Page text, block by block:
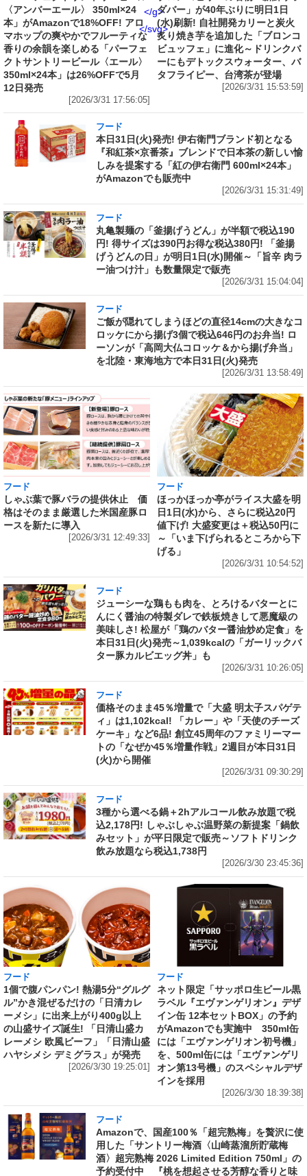
</g>
</svg>
〈アンバーエール〉 350ml×24
本」がAmazonで18%OFF! アロ
マホップの爽やかでフルーティな
香りの余韻を楽しめる「パーフェ
クトサントリービール〈エール〉
350ml×24本」は26%OFFで5月
12日発売
[2026/3/31 17:56:05]
ダバー」が40年ぶりに明日1日
(水)刷新! 自社開発カリーと炭火
炙り焼き芋を追加した「ブロンコ
ビュッフェ」に進化～ドリンクバ
ーにもデトックスウォーター、バ
タフライピー、台湾茶が登場
[2026/3/31 15:53:59]
フード
本日31日(火)発売! 伊右衛門ブランド初となる
『和紅茶×京番茶』ブレンドで日本茶の新しい愉
しみを提案する「紅の伊右衛門 600ml×24本」
がAmazonでも販売中
[2026/3/31 15:31:49]
フード
丸亀製麺の「釜揚げうどん」が半額で税込190
円! 得サイズは390円お得な税込380円! 「釜揚
げうどんの日」が明日1日(水)開催～「旨辛 肉ラ
ー油つけ汁」も数量限定で販売
[2026/3/31 15:04:04]
フード
ご飯が隠れてしまうほどの直径14cmの大きなコ
ロッケにから揚げ3個で税込646円のお弁当! ロ
ーソンが「高岡大仏コロッケ＆から揚げ弁当」
を北陸・東海地方で本日31日(火)発売
[2026/3/31 13:58:49]
フード
しゃぶ葉で豚バラの提供休止 価
格はそのまま厳選した米国産豚ロ
ースを新たに導入
[2026/3/31 12:49:33]
フード
ほっかほっか亭がライス大盛を明
日1日(水)から、さらに税込20円
値下げ! 大盛変更は＋税込50円に
～「いま下げられるところから下
げる」
[2026/3/31 10:54:52]
フード
ジューシーな鶏もも肉を、とろけるバターとに
んにく醤油の特製ダレで鉄板焼きして悪魔級の
美味しさ! 松屋が「鶏のバター醤油炒め定食」を
本日31日(火)発売～1,039kcalの「ガーリックバ
ター豚カルビエッグ丼」も
[2026/3/31 10:26:05]
フード
価格そのまま45％増量で「大盛 明太子スパゲテ
ィ」は1,102kcal! 「カレー」や「天使のチーズ
ケーキ」など6品! 創立45周年のファミリーマー
トの「なぜか45％増量作戦」2週目が本日31日
(火)から開催
[2026/3/31 09:30:29]
フード
3種から選べる鍋＋2hアルコール飲み放題で税
込2,178円! しゃぶしゃぶ温野菜の新提案「鍋飲
みセット」が平日限定で販売～ソフトドリンク
飲み放題なら税込1,738円
[2026/3/30 23:45:36]
フード
1個で腹パンパン! 熱湯5分“グルグ
ル”かき混ぜるだけの「日清カレ
ーメシ」に出来上がり400g以上
の山盛サイズ誕生! 「日清山盛カ
レーメシ 欧風ビーフ」「日清山盛
ハヤシメシ デミグラス」が発売
[2026/3/30 19:25:01]
フード
ネット限定「サッポロ生ビール黒
ラベル『エヴァンゲリオン』デザ
イン缶 12本セットBOX」の予約
がAmazonでも実施中 350ml缶
には「エヴァンゲリオン初号機」
を、500ml缶には「エヴァンゲリ
オン第13号機」のスペシャルデザ
インを採用
[2026/3/30 18:39:38]
フード
Amazonで、国産100％「超完熟梅」を贅沢に使
用した「サントリー梅酒〈山崎蒸溜所貯蔵梅
酒〉超完熟梅 2026 Limited Edition 750ml」の
予約受付中 『桃を想起させる芳醇な香りと味